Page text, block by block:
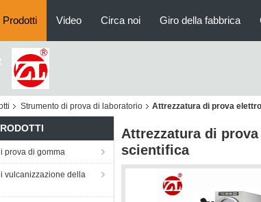
Prodotti Video Circa noi Giro della fabbrica
Strumento di prova di laboratorio Attrezzatura di prova
prova di gomma
vulcanizzazione della
Attrezzatura di
scientifica